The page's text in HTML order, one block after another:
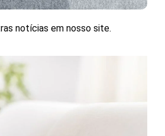
notícias em nosso site.